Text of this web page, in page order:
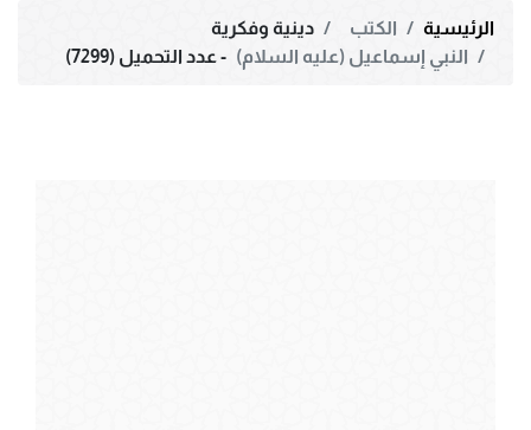
الرئيسية الكتب
دينية وفكرية
النبي إسماعيل (عليه السلام) - عدد التحميل (7299)